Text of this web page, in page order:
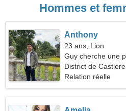
Hommes et
Anthony
23 ans, Lion
Guy cherche une
District de
Relation réelle